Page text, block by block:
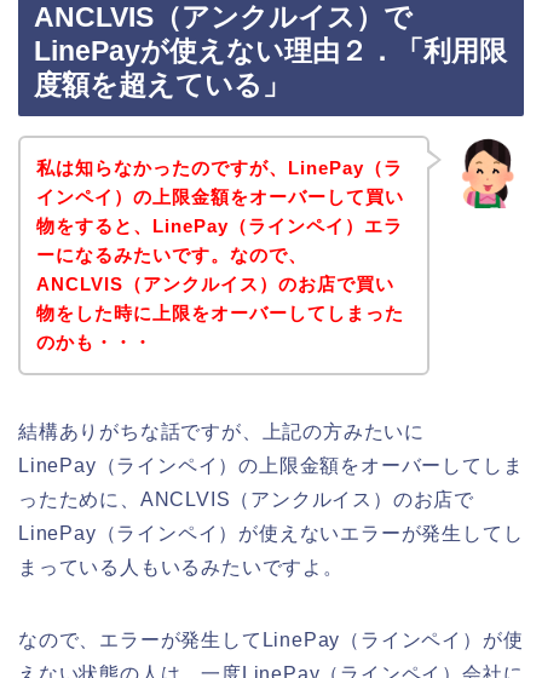
ANCLVIS（アンクルイス）で
LinePayが使えない理由２．「利用限
度額を超えている」
私は知らなかったのですが、LinePay（ラ
インペイ）の上限金額をオーバーして買い
物をすると、LinePay（ラインペイ）エラ
ーになるみたいです。なので、
ANCLVIS（アンクルイス）のお店で買い
物をした時に上限をオーバーしてしまった
のかも・・・
結構ありがちな話ですが、上記の方みたいに
LinePay（ラインペイ）の上限金額をオーバーしてしま
ったために、ANCLVIS（アンクルイス）のお店で
LinePay（ラインペイ）が使えないエラーが発生してし
まっている人もいるみたいですよ。
なので、エラーが発生してLinePay（ラインペイ）が使
えない状態の人は、一度LinePay（ラインペイ）会社に